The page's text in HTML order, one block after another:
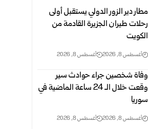
مطار دير الزور الدولي يستقبل أولى
رحلات طيران الجزيرة ‏القادمة من
الكويت
أغسطس 8, 2026 أغسطس 8, 2026
وفاة شخصين جراء حوادث سير
وقعت خلال الـ 24 ‏ساعة الماضية في
سوريا
أغسطس 8, 2026 أغسطس 8, 2026